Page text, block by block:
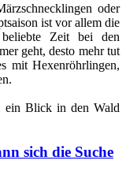
oder
ist vor allem die
Zeit bei den
geht, desto mehr tut
mit Hexenröhrlingen,
ein Blick in den Wald
sich die Suche